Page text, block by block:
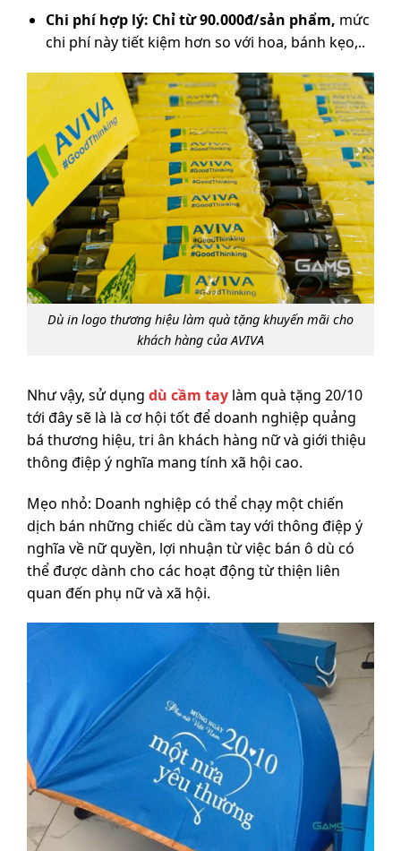
Chi phí hợp lý: Chỉ từ 90.000đ/sản phẩm, mức
chi phí này tiết kiệm hơn so với hoa, bánh kẹo,..
Dù in logo thương hiệu làm quà tặng khuyến mãi cho
khách hàng của AVIVA
Như vậy, sử dụng dù cầm tay làm quà tặng 20/10
tới đây sẽ là là cơ hội tốt để doanh nghiệp quảng
bá thương hiệu, tri ân khách hàng nữ và giới thiệu
thông điệp ý nghĩa mang tính xã hội cao.
Mẹo nhỏ: Doanh nghiệp có thể chạy một chiến
dịch bán những chiếc dù cầm tay với thông điệp ý
nghĩa về nữ quyền, lợi nhuận từ việc bán ô dù có
thể được dành cho các hoạt động từ thiện liên
quan đến phụ nữ và xã hội.